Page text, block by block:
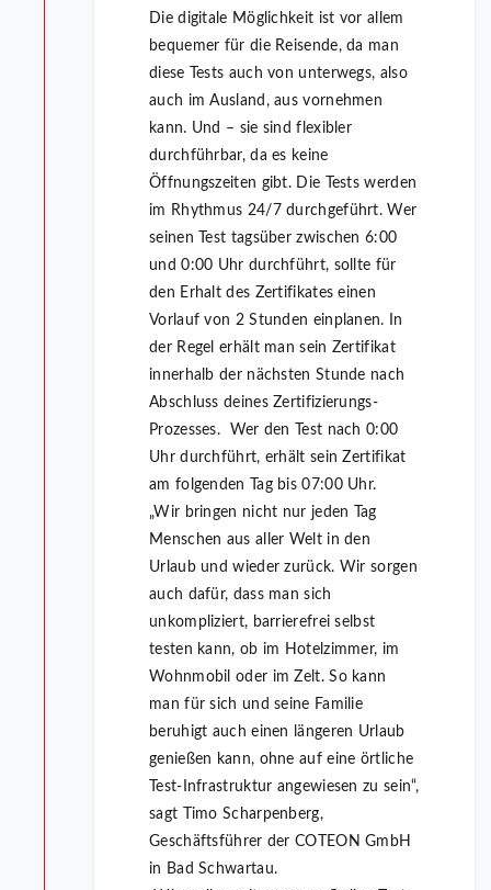
Die digitale Möglichkeit ist vor allem
bequemer für die Reisende, da man
diese Tests auch von unterwegs, also
auch im Ausland, aus vornehmen
kann. Und – sie sind flexibler
durchführbar, da es keine
Öffnungszeiten gibt. Die Tests werden
im Rhythmus 24/7 durchgeführt. Wer
seinen Test tagsüber zwischen 6:00
und 0:00 Uhr durchführt, sollte für
den Erhalt des Zertifikates einen
Vorlauf von 2 Stunden einplanen. In
der Regel erhält man sein Zertifikat
innerhalb der nächsten Stunde nach
Abschluss deines Zertifizierungs-
Prozesses. Wer den Test nach 0:00
Uhr durchführt, erhält sein Zertifikat
am folgenden Tag bis 07:00 Uhr.
„Wir bringen nicht nur jeden Tag
Menschen aus aller Welt in den
Urlaub und wieder zurück. Wir sorgen
auch dafür, dass man sich
unkompliziert, barrierefrei selbst
testen kann, ob im Hotelzimmer, im
Wohnmobil oder im Zelt. So kann
man für sich und seine Familie
beruhigt auch einen längeren Urlaub
genießen kann, ohne auf eine örtliche
Test-Infrastruktur angewiesen zu sein“,
sagt Timo Scharpenberg,
Geschäftsführer der COTEON GmbH
in Bad Schwartau.